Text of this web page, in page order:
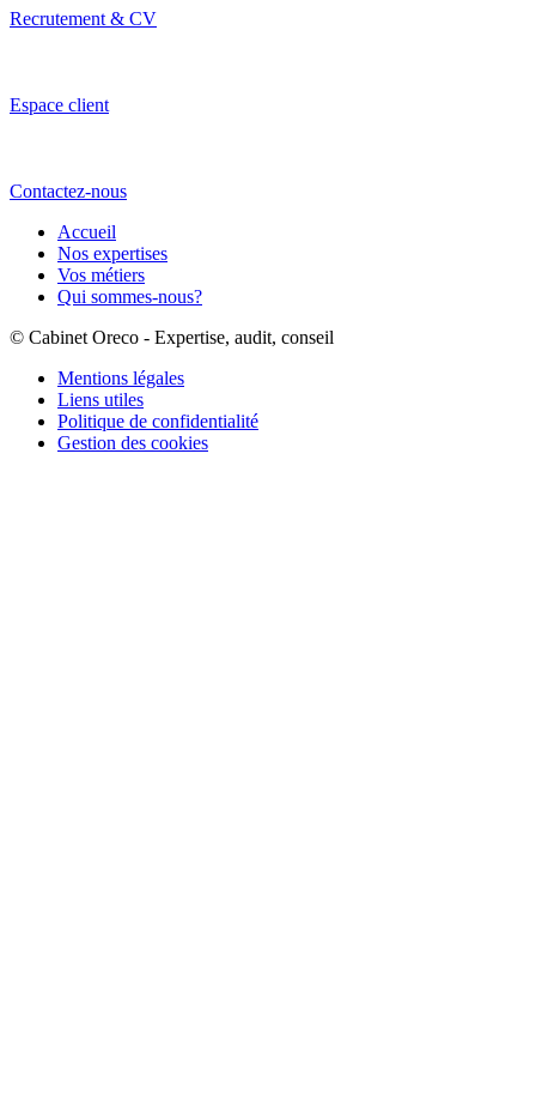
Recrutement & CV
Espace client
Contactez-nous
Accueil
Nos expertises
Vos métiers
Qui sommes-nous?
© Cabinet Oreco - Expertise, audit, conseil
Mentions légales
Liens utiles
Politique de confidentialité
Gestion des cookies